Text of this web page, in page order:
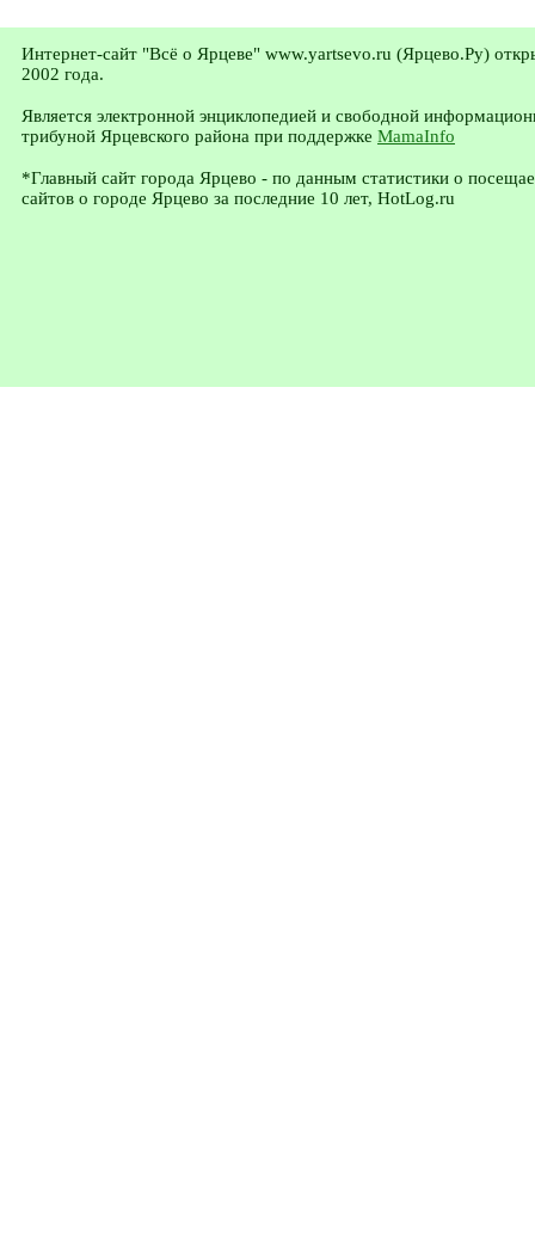
Интернет-сайт "Всё о Ярцеве" www.yartsevo.ru (Ярцево.Ру)
2002 года.
Является электронной энциклопедией и свободной
трибуной Ярцевского района при поддержке MamaInfo
*Главный сайт города Ярцево - по данным статистики о
сайтов о городе Ярцево за последние 10 лет, HotLog.ru